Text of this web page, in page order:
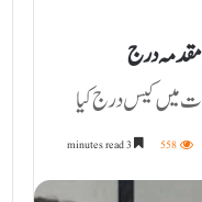
مقدمہ درج
میں کیس درج کیا
558